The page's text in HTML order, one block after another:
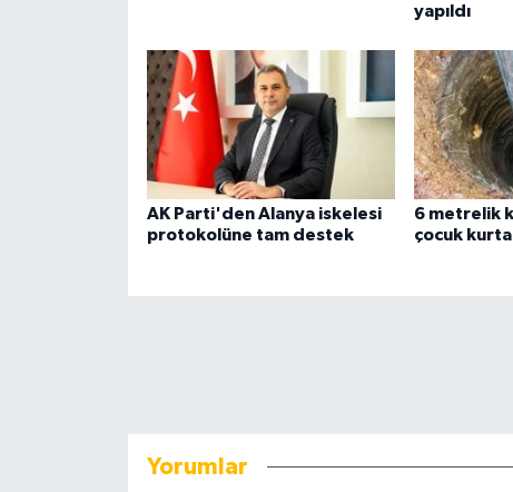
yapıldı
AK Parti'den Alanya iskelesi
protokolüne tam destek
6 metrelik
çocuk
Yorumlar